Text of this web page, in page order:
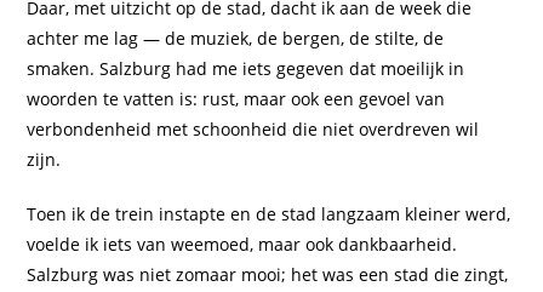
Daar, met uitzicht op de stad, dacht ik aan de week die
achter me lag — de muziek, de bergen, de stilte, de
smaken. Salzburg had me iets gegeven dat moeilijk in
woorden te vatten is: rust, maar ook een gevoel van
verbondenheid met schoonheid die niet overdreven wil
zijn.
Toen ik de trein instapte en de stad langzaam kleiner werd,
voelde ik iets van weemoed, maar ook dankbaarheid.
Salzburg was niet zomaar mooi; het was een stad die zingt,